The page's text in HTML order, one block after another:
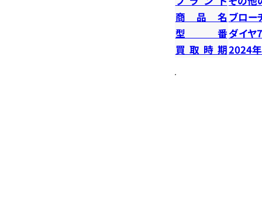
商品名 ブロー
型番ダイヤ
買取時期2024